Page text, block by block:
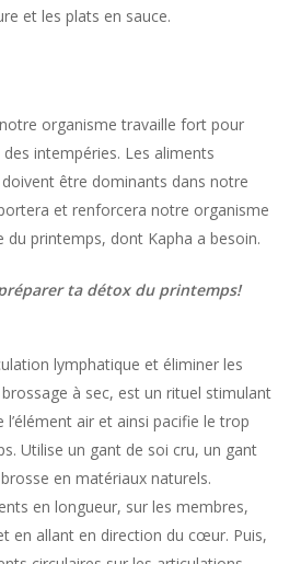
et les plats en sauce.
organisme travaille fort pour
intempéries. Les aliments
être dominants dans notre
et renforcera notre organisme
printemps, dont Kapha a besoin.
ta détox du printemps!
lymphatique et éliminer les
à sec, est un rituel stimulant
air et ainsi pacifie le trop
Utilise un gant de soi cru, un gant
en matériaux naturels.
en longueur, sur les membres,
en allant en direction du cœur. Puis,